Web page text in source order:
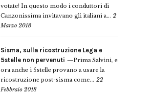
votate! In questo modo i conduttori di
Canzonissima invitavano gli italiani a... 2
Marzo 2018
Sisma, sulla ricostruzione Lega e
5stelle non pervenuti
Prima Salvini, e
ora anche i 5stelle provano a usare la
ricostruzione post-sisma come... 22
Febbraio 2018